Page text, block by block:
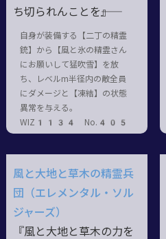
ち切られんことを――』
自身が装備する【二丁の精霊
銃】から【風と氷の精霊さん
にお願いして猛吹雪】を放
ち、レベルm半径内の敵全員
にダメージと【凍結】の状態
異常を与える。
WIZ1134 No.405
風と大地と草木の精霊兵
団（エレメンタル・ソル
ジャーズ）
『風と大地と草木の力を